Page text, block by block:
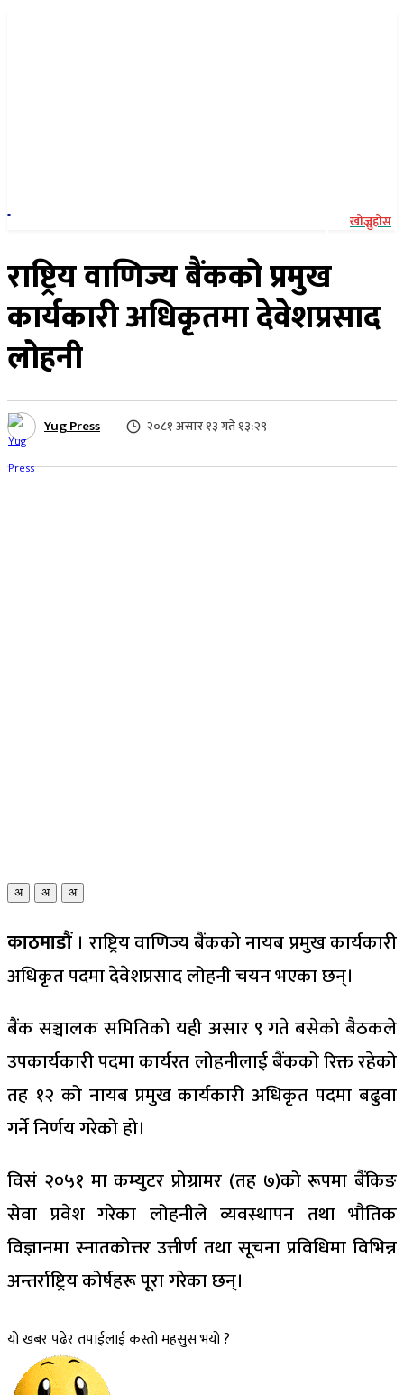
खोज्नुहोस
राष्ट्रिय वाणिज्य बैंकको प्रमुख
कार्यकारी अधिकृतमा देवेशप्रसाद
लोहनी
Yug Press २०८१ असार १३ गते १३:२९
अ अ अ
काठमाडौं। राष्ट्रिय वाणिज्य बैंकको नायब प्रमुख कार्यकारी
अधिकृत पदमा देवेशप्रसाद लोहनी चयन भएका छन्।
बैंक सञ्चालक समितिको यही असार ९ गते बसेको बैठकले
उपकार्यकारी पदमा कार्यरत लोहनीलाई बैंकको रिक्त रहेको
तह १२ को नायब प्रमुख कार्यकारी अधिकृत पदमा बढुवा
गर्ने निर्णय गरेको हो।
विसं २०५१ मा कम्युटर प्रोग्रामर (तह ७)को रूपमा बैंकिङ
सेवा प्रवेश गरेका लोहनीले व्यवस्थापन तथा भौतिक
विज्ञानमा स्नातकोत्तर उत्तीर्ण तथा सूचना प्रविधिमा विभिन्न
अन्तर्राष्ट्रिय कोर्षहरू पूरा गरेका छन्।
यो खबर पढेर तपाईलाई कस्तो महसुस भयो ?